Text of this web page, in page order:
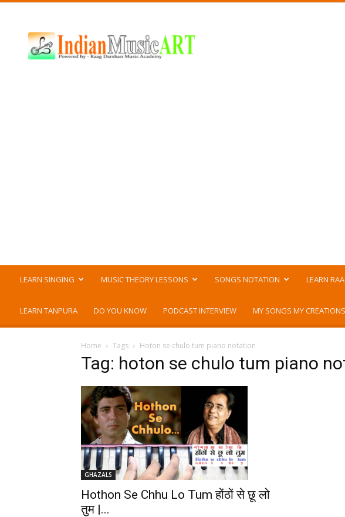
Music
ART
LEARN SINGING MUSIC THEORY LESSONS SONGS NOTATION LEARN
LEARN TANPURA DO YOU KNOW PODCAST INTERVIEW MY SONGS MY CREATIONS
Home Tags Hoton se chulo tum piano notation
Tag: hoton se chulo tum piano
GHAZALS
Hothon Se Chhu Lo Tum होंठों से छू लो
तुम |...